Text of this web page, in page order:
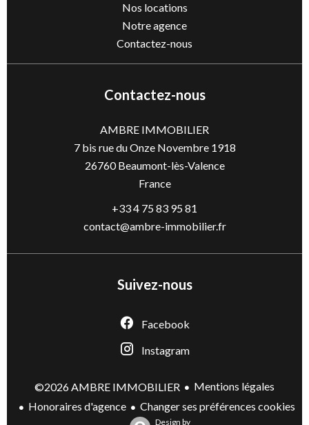
Nos locations
Notre agence
Contactez-nous
Contactez-nous
AMBRE IMMOBILIER
7 bis rue du Onze Novembre 1918
26760Beaumont-lès-Valence
France
+33 4 75 83 95 81
contact@ambre-immobilier.fr
Suivez-nous
Facebook
Instagram
©2026 AMBRE IMMOBILIER
Mentions légales
Honoraires d'agence
Changer ses préférences cookies
Design by